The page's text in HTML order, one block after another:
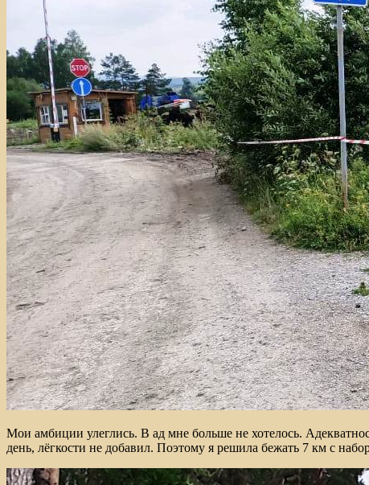
Мои амбиции улеглись. В ад мне больше не хотелось.
день, лёгкости не добавил. Поэтому я решила бежать 7 км с